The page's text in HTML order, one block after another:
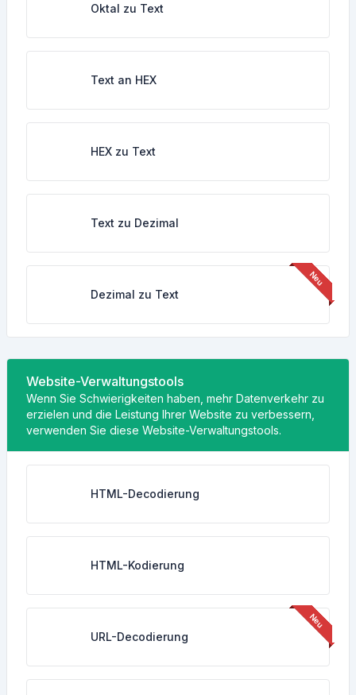
Oktal zu Text
Text an HEX
HEX zu Text
Text zu Dezimal
Dezimal zu Text
Website-Verwaltungstools
Wenn Sie Schwierigkeiten haben, mehr Datenverkehr zu
erzielen und die Leistung Ihrer Website zu verbessern,
verwenden Sie diese Website-Verwaltungstools.
HTML-Decodierung
HTML-Kodierung
URL-Decodierung